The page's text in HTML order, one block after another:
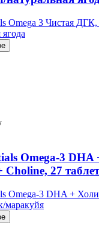
Omega-3 DHA
Choline, 27